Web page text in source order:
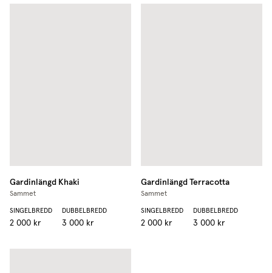
Gardinlängd Khaki
Sammet
SINGELBREDD
2 000 kr
DUBBELBREDD
3 000 kr
GardinlängdTerracotta
Sammet
SINGELBREDD
2 000 kr
DUBBELBREDD
3 000 kr